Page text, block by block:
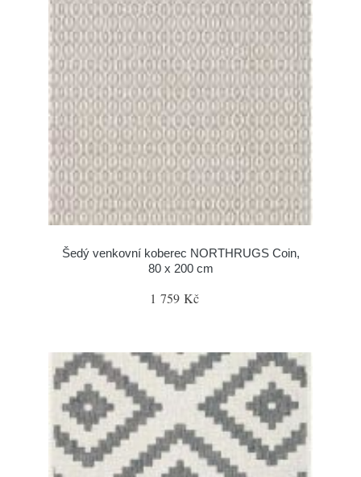
Šedý venkovní koberec NORTHRUGS Coin,
80 x 200 cm
1 759 Kč